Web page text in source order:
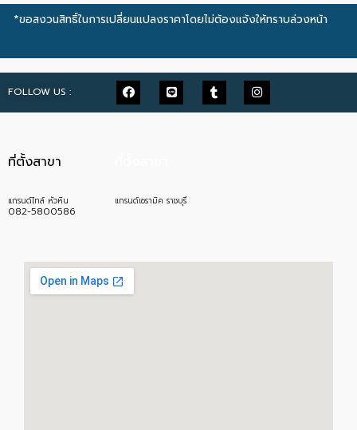
*ขอสงวนสิทธิ์ในการเปลี่ยนแปลงราคาโดยไม่ต้องแจ้งให้ทราบล่วงหน้า
FOLLOW US :
ที่ตั้งสาขา
แกรนด์ไทล์ หัวหิน
082-5800586
แกรนด์เซรามิค ราชบุรี